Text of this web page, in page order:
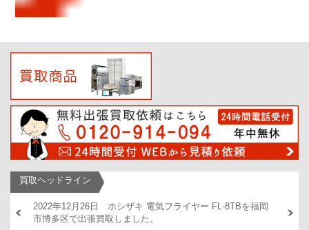
買取ヘッドライン
2022年12月26日 ホシザキ 電気フライヤー FL-8TBを福岡
市博多区で出張買取しました。
出張買